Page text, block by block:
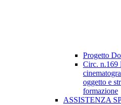
Progetto
Circ. n.169
oggetto e
formazione
ASSISTENZA